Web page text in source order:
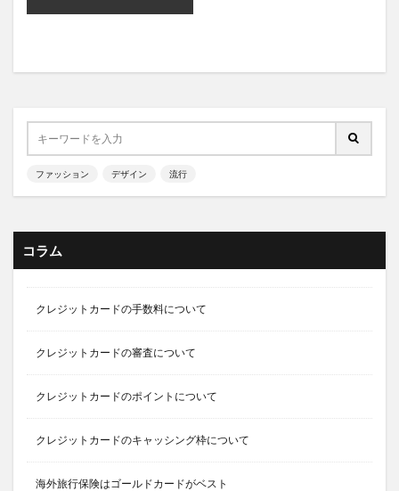
ファッション デザイン 流行
コラム
クレジットカードの手数料について
クレジットカードの審査について
クレジットカードのポイントについて
クレジットカードのキャッシング枠について
海外旅行保険はゴールドカードがベスト